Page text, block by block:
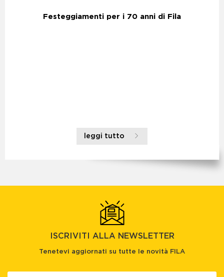
Festeggiamenti per i 70 anni di Fila
leggi tutto
ISCRIVITI ALLA NEWSLETTER
Tenetevi aggiornati su tutte le novità FILA